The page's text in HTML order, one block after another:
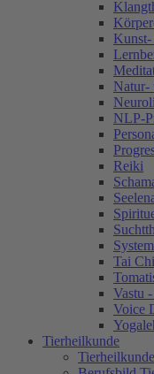
Natur-
NLP-
Reiki
Tai
Vastu
Voice
Tierheilkunde